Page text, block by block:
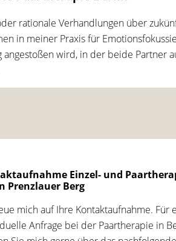
rationale Verhandlungen über
in meiner Praxis für
angestoßen wird, in der beide Partner
Einzel- und
Prenzlauer Berg
mich auf Ihre Kontaktaufnahme. Für
Anfrage bei der Paartherapie in